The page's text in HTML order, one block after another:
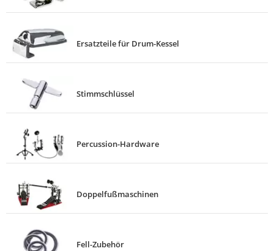
Ersatzteile für Drum-Kessel
Stimmschlüssel
Percussion-Hardware
Doppelfußmaschinen
Fell-Zubehör